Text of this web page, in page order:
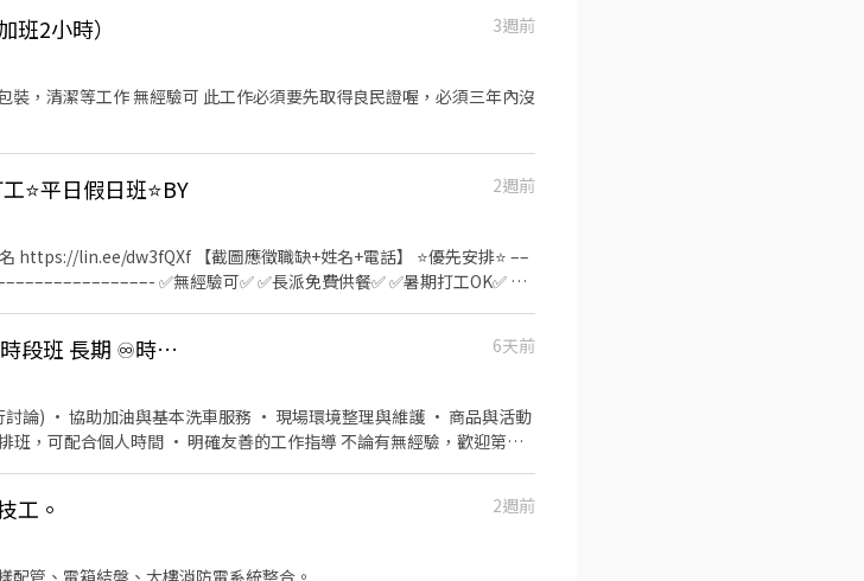
・短期、長期皆可 ・工作簡單，容易上手 ・不強制加班 ・錄取後可立
求職者加入，立
2小時）
3週前
作必須要先取得良民證喔，必須三年內沒
⭐平日假日班⭐BY
2週前
lin.ee/dw3fQXf 【截圖應徵職缺+姓名+電話】 ⭐優先安排⭐ ––
✅無經驗可✅ ✅長派免費供餐✅ ✅暑期打工OK✅ ➡️
休二日(不定期開缺) 【工作福
機車停車免費，汽車2000/月 4.廠區有工業大電風扇，環境不悶熱 5.不
題 查詢網址➡️https://ppt.cc/fydYkx TAO1 & TAO3 & TAO6 酷澎01
TAO1 & TAO3 & TAO6 酷澎03車：八德 TAO1 & TAO3 & TAO6 酷澎
& TAO3 & TAO6 酷澎06車：中壢-青埔 TAO1 & TAO3 & TAO6
楊梅-埔心 TAO1 & TAO3 & TAO6 酷澎09車：淡水-八里 TAO1 & TAO3
11車：龍潭 TAO1 & TAO3 & TAO6 酷澎12車：迴龍-泰山 TAO1 &
酷澎18車：大溪-平鎮 TAO1 & TAO3 & TAO6 酷澎19車：龍潭-楊
速邁樂(桃園機場站)~誠徵~中班、大夜班、時段班 長期 ♾️時薪制服務員
6天前
，可配合個人時間 • 明確友善的工作指導 不論有無經驗，歡迎第一
工。
2週前
管、電箱結盤、大樓消防電系統整合。